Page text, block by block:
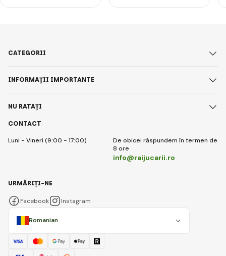
CONTACT
Luni - Vineri (9:00 - 17:00)
De obicei răspundem în termen de
8 ore
info@raijucarii.ro
CATEGORII
INFORMAȚII IMPORTANTE
NU RATAȚI
Romanian
URMĂRIȚI-NE
Facebook Instagram